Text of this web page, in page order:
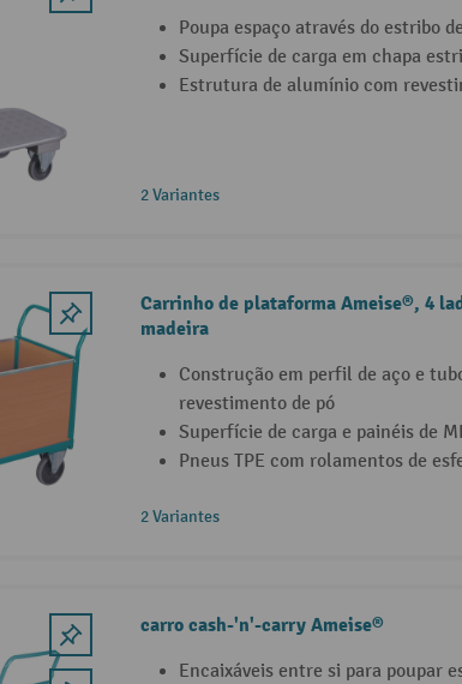
Poupa espaço através do estribo
Superfície de carga em chapa
Estrutura de alumínio com
2 Variantes
Carrinho de plataforma Ameise®, 4
madeira
Construção em perfil de aço e
revestimento de pó
Superfície de carga e painéis de
Pneus TPE com rolamentos de
2 Variantes
carro cash-'n'-carry Ameise®
Encaixáveis entre si para poupar